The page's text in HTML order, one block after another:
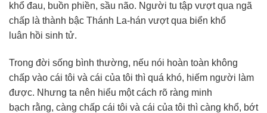
khổ đau, buồn phiền, sầu não. Người tu tập vượt qua ngã
chấp là thành bậc Thánh La-hán vượt qua biển khổ
luân hồi sinh tử.
Trong đời sống bình thường, nếu nói hoàn toàn không
chấp vào cái tôi và cái của tôi thì quá khó, hiếm người làm
được. Nhưng ta nên hiểu một cách rõ ràng minh
bạch rằng, càng chấp cái tôi và cái của tôi thì càng khổ, bớt